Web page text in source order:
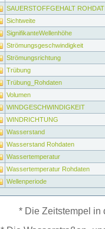
SAUERSTOFFGEHALT
Sichtweite
SignifikanteWellenhöhe
Strömungsgeschwindigkeit
Strömungsrichtung
Trübung
Trübung_Rohdaten
Volumen
WINDGESCHWINDIGKEIT
WINDRICHTUNG
Wasserstand
Wasserstand Rohdaten
Wassertemperatur
Wassertemperatur Rohdaten
Wellenperiode
* Die Zeitstempel in